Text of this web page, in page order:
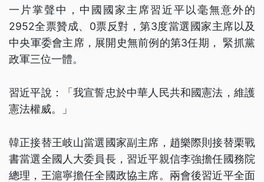
一片掌聲中，中國國家主席習近平以毫無意外的
2952全票贊成、0票反對，第3度當選國家主席以及
中央軍委會主席，展開史無前例的第3任期， 緊抓黨
政軍三位一體。
習近平說：「我宣誓忠於中華人民共和國憲法，維護
憲法權威。」
韓正接替王岐山當選國家副主席，趙樂際則接替栗戰
書當選全國人大委員長，習近平親信李強擔任國務院
總理，王滬寧擔任全國政協主席。兩會後習近平全面